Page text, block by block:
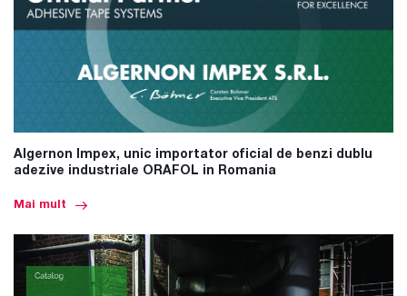
Algernon Impex, unic importator oficial de benzi dublu
adezive industriale ORAFOL in Romania
Mai mult